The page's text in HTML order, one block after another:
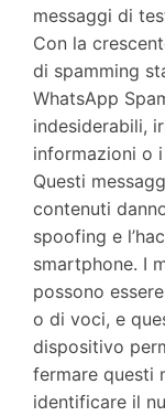
messaggi di
Con la
di spamming
WhatsApp
indesiderabili,
informazioni o
Questi
contenuti
spoofing e
smartphone. I
possono
o di voci, e
dispositivo
fermare questi
identificare il